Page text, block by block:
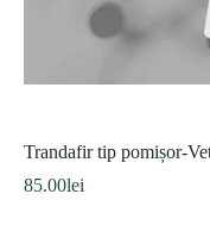
Trandafir tip pomișor-
85.00lei